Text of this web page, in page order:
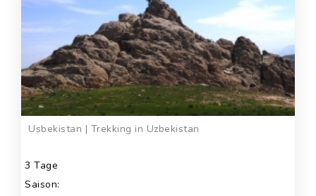
Usbekistan | Trekking in Uzbekistan
3 Tage
Saison: